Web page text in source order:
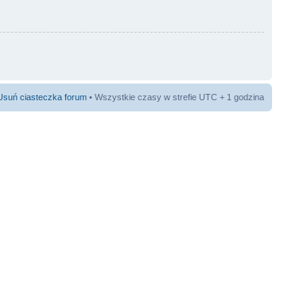
ciasteczka forum • Wszystkie czasy w strefie UTC + 1 godzina